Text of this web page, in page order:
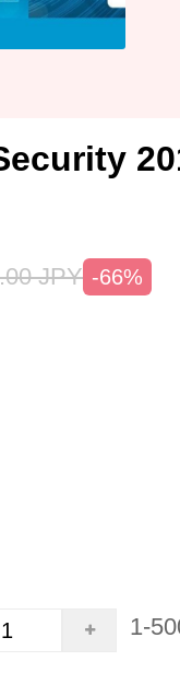
JPY -66%
1-